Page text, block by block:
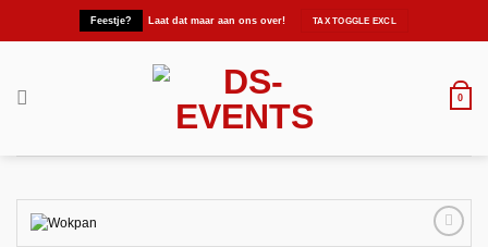
Feestje? Laat dat maar aan ons over!
0